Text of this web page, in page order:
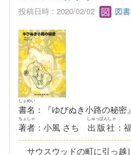
投稿日時 : 2020/02/02 図
書名
しょめい
：『ゆびぬき小路の秘密』
著者
ちょしゃ
：小風 さち 出版社
しゅっぱんしゃ
：
サウスウッドの町に引っ越